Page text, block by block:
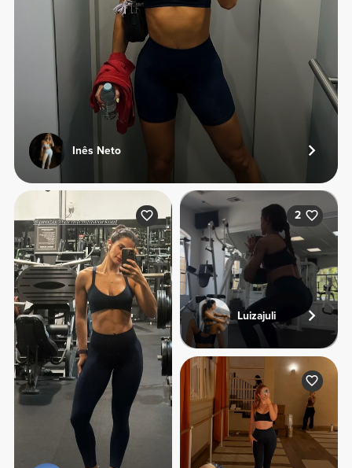
Inês Neto
2
Luizajuli